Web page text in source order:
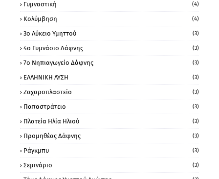
Γυμναστική (4)
Κολύμβηση (4)
3ο Λύκειο Υμηττού (3)
4ο Γυμνάσιο Δάφνης (3)
7ο Νηπιαγωγείο Δάφνης (3)
ΕΛΛΗΝΙΚΗ ΛΥΣΗ (3)
Ζαχαροπλαστείο (3)
Παπαστράτειο (3)
Πλατεία Ηλία Ηλιού (3)
Προμηθέας Δάφνης (3)
Ράγκμπυ (3)
Σεμινάριο (3)